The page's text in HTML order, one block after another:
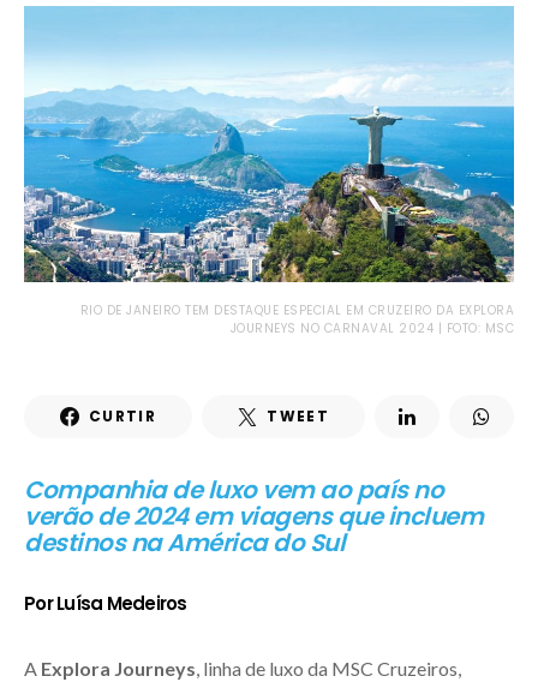
RIO DE JANEIRO TEM DESTAQUE ESPECIAL EM CRUZEIRO DA EXPLORA
JOURNEYS NO CARNAVAL 2024 | FOTO: MSC
CURTIR TWEET
Companhia de luxo vem ao país no
verão de 2024 em viagens que incluem
destinos na América do Sul
Por Luísa Medeiros
A Explora Journeys , linha de luxo da MSC Cruzeiros,